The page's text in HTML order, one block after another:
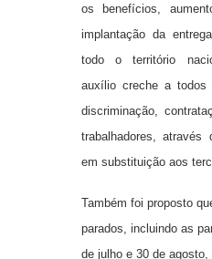
os benefícios,
implantação da
todo o território
auxílio creche a todos
discriminação,
trabalhadores, através
em substituição aos
Também foi proposto
parados, incluindo as
de julho e 30 de